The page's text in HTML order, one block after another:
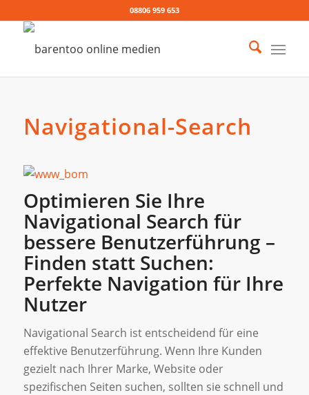
08806 959 653
Navigational-Search
Optimieren Sie Ihre
Navigational Search für
bessere Benutzerführung –
Finden statt Suchen:
Perfekte Navigation für Ihre
Nutzer
Navigational Search ist entscheidend für eine
effektive Benutzerführung. Wenn Ihre Kunden
gezielt nach Ihrer Marke, Website oder
spezifischen Seiten suchen, sollten sie schnell und